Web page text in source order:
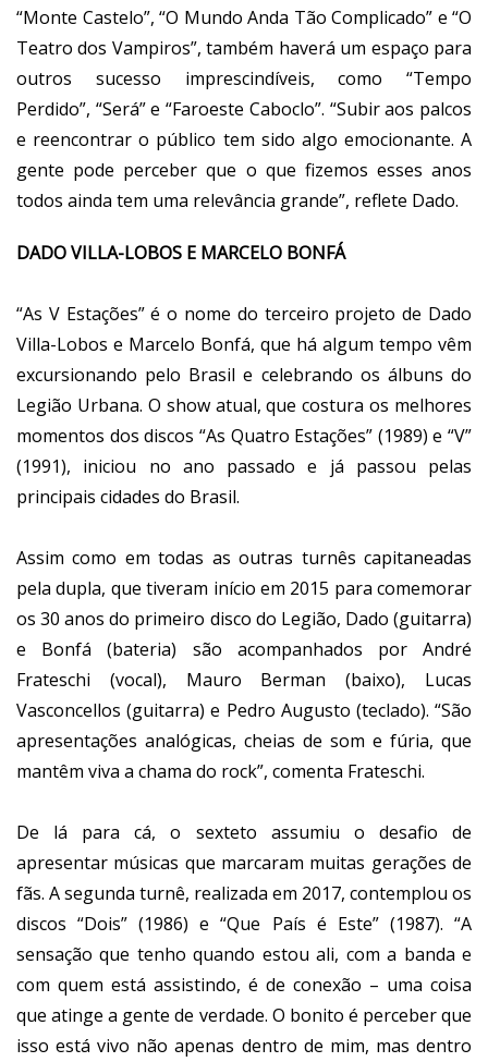
“Monte Castelo”, “O Mundo Anda Tão Complicado” e “O
Teatro dos Vampiros”, também haverá um espaço para
outros sucesso imprescindíveis, como “Tempo
Perdido”, “Será” e “Faroeste Caboclo”. “Subir aos palcos
e reencontrar o público tem sido algo emocionante. A
gente pode perceber que o que fizemos esses anos
todos ainda tem uma relevância grande”, reflete Dado.
DADO VILLA-LOBOS E MARCELO BONFÁ
“As V Estações” é o nome do terceiro projeto de Dado
Villa-Lobos e Marcelo Bonfá, que há algum tempo vêm
excursionando pelo Brasil e celebrando os álbuns do
Legião Urbana. O show atual, que costura os melhores
momentos dos discos “As Quatro Estações” (1989) e “V”
(1991), iniciou no ano passado e já passou pelas
principais cidades do Brasil.
Assim como em todas as outras turnês capitaneadas
pela dupla, que tiveram início em 2015 para comemorar
os 30 anos do primeiro disco do Legião, Dado (guitarra)
e Bonfá (bateria) são acompanhados por André
Frateschi (vocal), Mauro Berman (baixo), Lucas
Vasconcellos (guitarra) e Pedro Augusto (teclado). “São
apresentações analógicas, cheias de som e fúria, que
mantêm viva a chama do rock”, comenta Frateschi.
De lá para cá, o sexteto assumiu o desafio de
apresentar músicas que marcaram muitas gerações de
fãs. A segunda turnê, realizada em 2017, contemplou os
discos “Dois” (1986) e “Que País é Este” (1987). “A
sensação que tenho quando estou ali, com a banda e
com quem está assistindo, é de conexão – uma coisa
que atinge a gente de verdade. O bonito é perceber que
isso está vivo não apenas dentro de mim, mas dentro